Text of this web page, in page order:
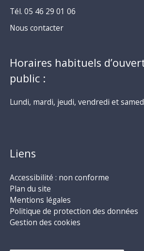
Tél. 05 46 29 01 06
Nous contacter
Horaires habituels
public :
Lundi, mardi, jeudi, vendredi et
Liens
Accessibilité : non conforme
Plan du site
Mentions légales
Politique de protection des données
Gestion des cookies